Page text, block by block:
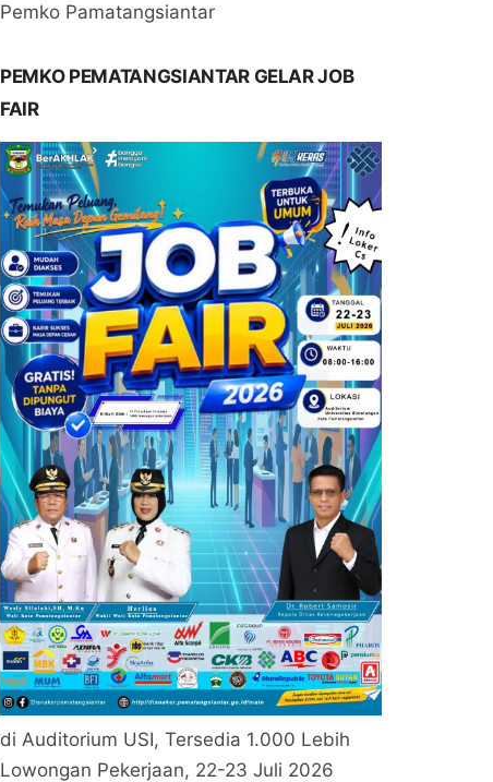
Pemko Pamatangsiantar
PEMKO PEMATANGSIANTAR GELAR JOB
FAIR
di Auditorium USI, Tersedia 1.000 Lebih
Lowongan Pekerjaan, 22-23 Juli 2026